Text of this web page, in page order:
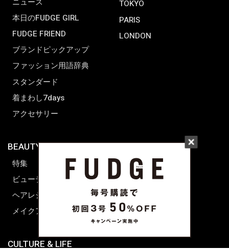
本日のFUDGE GIRL
FUDGE FRIEND
ブランドピックアップ
ファッション用語辞典
スタンダード
着まわし7days
アクセサリー
TOKYO
PARIS
LONDON
BEAUTY & HAIR
特集
ビューティーニュース
ヘアレシピ ストーリーズ
メイクアップティップス
CULTURE & LIFE
FUDGENA
ファッション
ビューティー
レシピ
ライフスタイル
海外生活